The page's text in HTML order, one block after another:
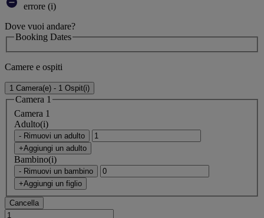
errore (i)
Dove vuoi andare?
Booking Dates
Camere e ospiti
1 Camera(e) - 1 Ospit(i)
Camera 1
Camera 1
Adulto(i)
- Rimuovi un adulto
+Aggiungi un adulto
Bambino(i)
- Rimuovi un bambino
+Aggiungi un figlio
Cancella